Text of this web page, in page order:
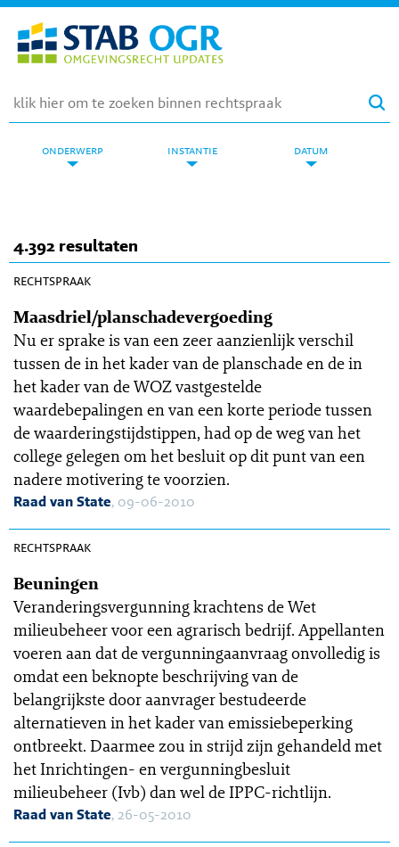
onderwerp instantie datum
4.392 resultaten
rechtspraak
Maasdriel/planschadevergoeding
Nu er sprake is van een zeer aanzienlijk verschil
tussen de in het kader van de planschade en de in
het kader van de WOZ vastgestelde
waardebepalingen en van een korte periode tussen
de waarderingstijdstippen, had op de weg van het
college gelegen om het besluit op dit punt van een
nadere motivering te voorzien.
Raad van State, 09-06-2010
rechtspraak
Beuningen
Veranderingsvergunning krachtens de Wet
milieubeheer voor een agrarisch bedrijf. Appellanten
voeren aan dat de vergunningaanvraag onvolledig is
omdat een beknopte beschrijving van de
belangrijkste door aanvrager bestudeerde
alternatieven in het kader van emissiebeperking
ontbreekt. Daarmee zou in strijd zijn gehandeld met
het Inrichtingen- en vergunningbesluit
milieubeheer (Ivb) dan wel de IPPC-richtlijn.
Raad van State, 26-05-2010